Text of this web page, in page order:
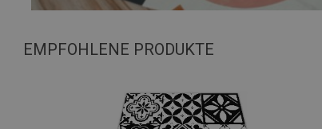
EMPFOHLENE PRODUKTE